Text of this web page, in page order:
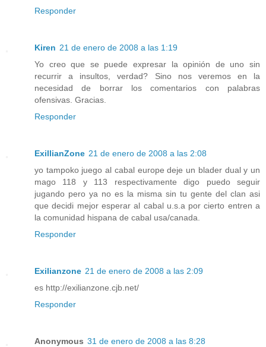
Responder
Kiren 21 de enero de 2008 a las 1:19
Yo creo que se puede expresar la opinión de uno sin
recurrir a insultos, verdad? Sino nos veremos en la
necesidad de borrar los comentarios con palabras
ofensivas. Gracias.
Responder
ExillianZone 21 de enero de 2008 a las 2:08
yo tampoko juego al cabal europe deje un blader dual y un
mago 118 y 113 respectivamente digo puedo seguir
jugando pero ya no es la misma sin tu gente del clan asi
que decidi mejor esperar al cabal u.s.a por cierto entren a
la comunidad hispana de cabal usa/canada.
Responder
Exilianzone 21 de enero de 2008 a las 2:09
es http://exilianzone.cjb.net/
Responder
Anonymous 31 de enero de 2008 a las 8:28